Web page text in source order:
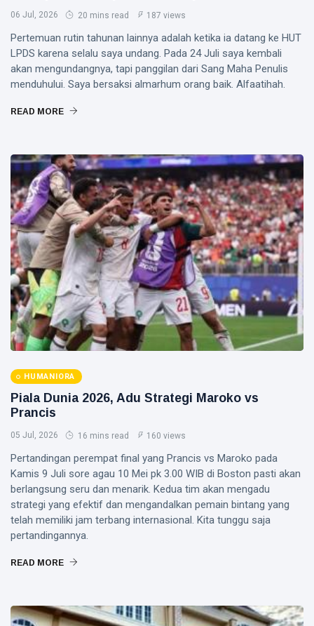
06 Jul, 2026 20 mins read 187 views
Pertemuan rutin tahunan lainnya adalah ketika ia datang ke HUT
LPDS karena selalu saya undang. Pada 24 Juli saya kembali
akan mengundangnya, tapi panggilan dari Sang Maha Penulis
menduhului. Saya bersaksi almarhum orang baik. Alfaatihah.
READ MORE
HUMANIORA
Piala Dunia 2026, Adu Strategi Maroko vs
Prancis
05 Jul, 2026 16 mins read 160 views
Pertandingan perempat final yang Prancis vs Maroko pada
Kamis 9 Juli sore agau 10 Mei pk 3.00 WIB di Boston pasti akan
berlangsung seru dan menarik. Kedua tim akan mengadu
strategi yang efektif dan mengandalkan pemain bintang yang
telah memiliki jam terbang internasional. Kita tunggu saja
pertandingannya.
READ MORE